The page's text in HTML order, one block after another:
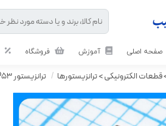
صفحه اصلی آموزش فروشگاه
الکترونیکی > ترانزیستورها / ترانزیستور BCP53 با کد پارت نامبر AH – میکروسیب | مرجع تعمیرات برد لوازم خانگی